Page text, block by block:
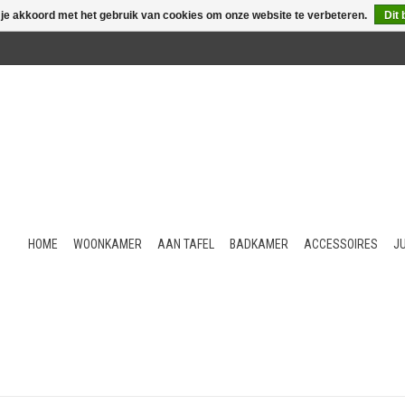
HOME WOONKAMER AAN TAFEL BADKAMER ACCESSOIRES
akkoord met het gebruik van cookies om onze website te verbeteren. Dit